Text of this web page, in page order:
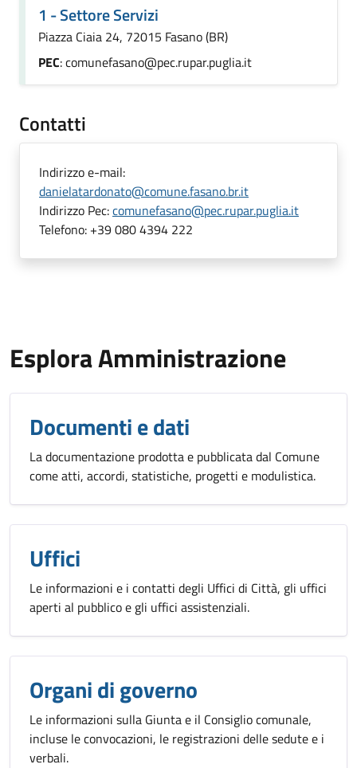
1 - Settore Servizi
Piazza Ciaia 24, 72015 Fasano (BR)
PEC: comunefasano@pec.rupar.puglia.it
Contatti
Indirizzo e-mail:
danielatardonato@comune.fasano.br.it
Indirizzo Pec:comunefasano@pec.rupar.puglia.it
Telefono: +39 080 4394 222
Esplora Amministrazione
Documenti e dati
La documentazione prodotta e pubblicata dal Comune
come atti, accordi, statistiche, progetti e modulistica.
Uffici
Le informazioni e i contatti degli Uffici di Città, gli uffici
aperti al pubblico e gli uffici assistenziali.
Organi di governo
Le informazioni sulla Giunta e il Consiglio comunale,
incluse le convocazioni, le registrazioni delle sedute e i
verbali.